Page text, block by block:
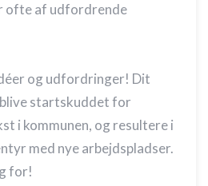
ofte af udfordrende
og udfordringer! Dit
startskuddet for
i kommunen, og resultere i
med nye arbejdspladser.
for!